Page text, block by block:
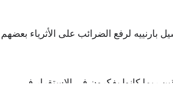
لرفع الضرائب على الأثرياء بعضهم
ربما كانوا يفكرون في الاستقرار في